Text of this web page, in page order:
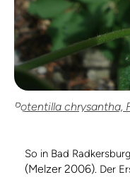
Potentilla chrysantha,
So in Bad
(Melzer 2006). Der